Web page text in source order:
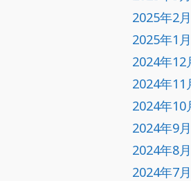
2025年2月
2025年1月
2024年12
2024年11
2024年10
2024年9月
2024年8月
2024年7月